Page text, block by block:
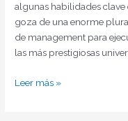
algunas habilidades clave
goza de una enorme
de management para
las más prestigiosas
Leer más »